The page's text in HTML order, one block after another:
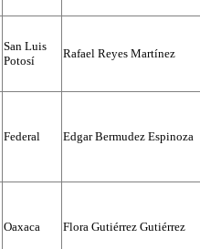
San Luis
Potosí
Rafael Reyes Martínez
Federal Edgar Bermudez Espinoza
Oaxaca Flora Gutiérrez Gutiérrez